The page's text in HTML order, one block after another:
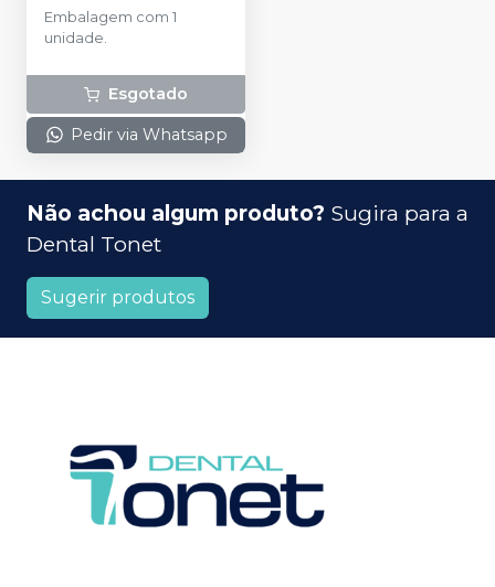
ORAIS
Embalagem com 1
unidade.
Esgotado
Pedir via Whatsapp
Não achou algum produto? Sugira para a
Dental Tonet
Sugerir produtos